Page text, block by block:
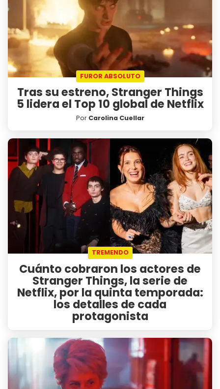
FUROR ABSOLUTO
Tras su estreno, Stranger Things
5 lidera el Top 10 global de Netflix
Por Carolina Cuellar
TREMENDO
Cuánto cobraron los actores de
Stranger Things, la serie de
Netflix, por la quinta temporada:
los detalles de cada
protagonista